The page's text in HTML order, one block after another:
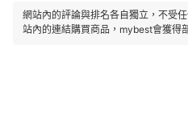
網站內的評論與排名各自獨立，不受
站內的連結購買商品，mybest會獲得